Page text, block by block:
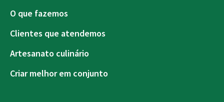
O que fazemos
Clientes que atendemos
Artesanato culinário
Criar melhor em conjunto